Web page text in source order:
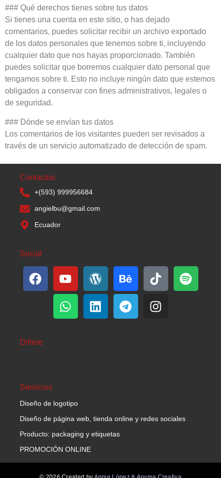
### Qué derechos tienes sobre tus datos
Si tienes una cuenta en este sitio, o has dejado
comentarios, puedes solicitar recibir un archivo exportado
de los datos personales que tenemos sobre ti, incluyendo
cualquier dato que nos hayas proporcionado. También
puedes solicitar que borremos cualquier dato personal que
tengamos sobre ti. Esto no incluye ningún dato que estemos
obligados a conservar con fines administrativos, legales o
de seguridad.
### Dónde se envían tus datos
Los comentarios de los visitantes pueden ser revisados a
través de un servicio automatizado de detección de spam.
Contactos
+(593) 999956684
angielbu@gmail.com
Ecuador
Social
Difiere
Servicios
Diseño de logotipo
Diseño de página web, tienda online y redes sociales
Producto: packaging y etiquetas
PROMOCIÓN ONLINE